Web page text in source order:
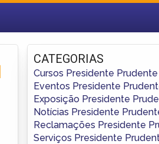
Fazer login
Criar conta
CATEGORIAS
Cursos Presidente Prudente
Eventos Presidente
Exposição Presidente
Notícias Presidente
Reclamações Presidente
Serviços Presidente